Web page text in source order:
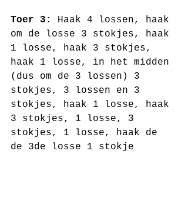
Toer 3:
Haak 4 lossen, haak
om de losse 3 stokjes, haak
1 losse, haak 3 stokjes,
haak 1 losse, in het midden
(dus om de 3 lossen) 3
stokjes, 3 lossen en 3
stokjes, haak 1 losse, haak
3 stokjes, 1 losse, 3
stokjes, 1 losse, haak de
de 3de losse 1 stokje